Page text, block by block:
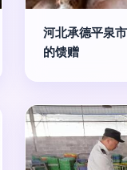
河北承德平泉
的馈赠